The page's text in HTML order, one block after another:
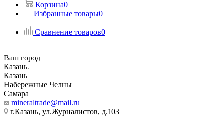
Корзина0
Избранные товары0
Сравнение товаров0
Ваш город
Казань
Казань
Набережные Челны
Самара
mineraltrade@mail.ru
г.Казань, ул.Журналистов, д.103